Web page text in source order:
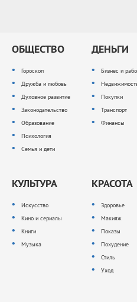
ОБЩЕСТВО
Гороскоп
Дружба и любовь
Духовное развитие
Законодательство
Образование
Психология
Семья и дети
ДЕНЬГИ
Бизнес и
Покупки
Транспорт
Финансы
КУЛЬТУРА
Искусство
Кино и сериалы
Книги
Музыка
КРАСОТА
Здоровье
Макияж
Показы
Похудение
Стиль
Уход